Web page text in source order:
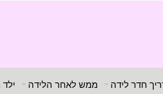
חדר לידה ממש לאחר הלידה